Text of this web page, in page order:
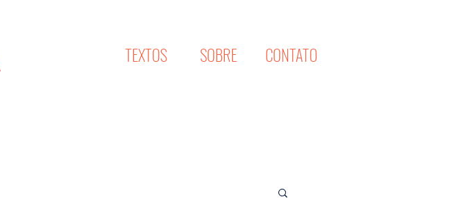
TEXTOS SOBRE CONTATO